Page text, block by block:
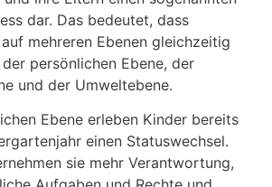
dar. Das bedeutet, dass
mehreren Ebenen gleichzeitig
persönlichen Ebene, der
und der Umweltebene.
Ebene erleben Kinder bereits
einen Statuswechsel.
sie mehr Verantwortung,